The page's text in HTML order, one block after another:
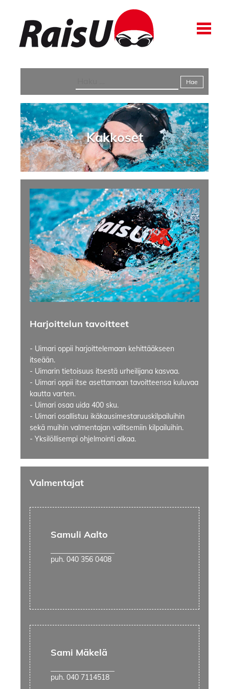
Kakkoset
Kakkoset
Harjoittelun tavoitteet
- Uimari oppii harjoittelemaan kehittääkseen
itseään.
- Uimarin tietoisuus itsestä urheilijana kasvaa.
- Uimari oppii itse asettamaan tavoitteensa kuluvaa
kautta varten.
- Uimari osaa uida 400 sku.
- Uimari osallistuu ikäkausimestaruuskilpailuihin
sekä muihin valmentajan valitsemiin kilpailuihin.
- Yksilöllisempi ohjelmointi alkaa.
Valmentajat
Samuli Aalto
puh. 040 356 0408
Sami Mäkelä
puh. 040 7114518